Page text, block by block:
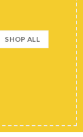
SHOP ALL